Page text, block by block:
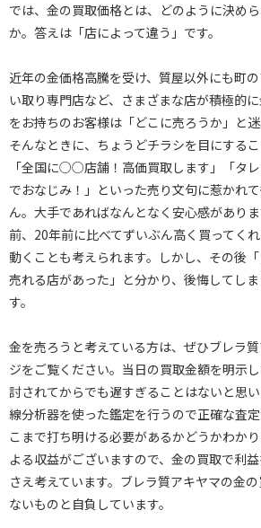
では、金の買取価格とは、どのように決め
か。答えは「店によって違う」です。
近年の金価格高騰を受け、質屋以外にも町
い取り専門店など、さまざまな店が積極的
をお持ちのお客様は「どこに売ろうか」と迷
そんなときに、ちょうどチラシを目にするこ
「全国に○○店舗！高価買取します」「タ
でおなじみ！」といった売り文句に惹かれ
ん。大手であればなんとなく安心感があり
前、20年前に比べてずいぶん高く買ってく
動くことも考えられます。しかし、その後
売れる店があった」と分かり、後悔してし
す。
金を売ろうと考えている方は、ぜひブレラ
ジをご覧ください。当日の買取金額を明示
討されてからでも遅すぎることはないと思
線分析器を使った鑑定を行うので正確な査
こまで打ち明ける必要があるかどうかわか
よる収益がございますので、金の買取で利
さえ考えています。ブレラ質アキヤマの金
ないものと自負しています。